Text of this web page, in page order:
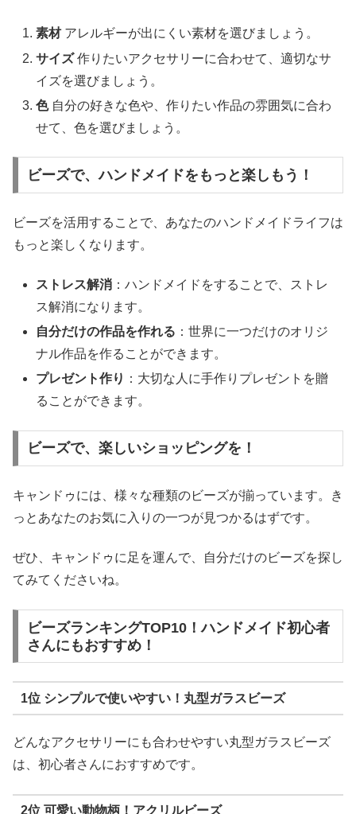
素材アレルギーが出にくい素材を選びましょう。
サイズ作りたいアクセサリーに合わせて、適切なサ
イズを選びましょう。
色自分の好きな色や、作りたい作品の雰囲気に合わ
せて、色を選びましょう。
ビーズで、ハンドメイドをもっと楽しもう！
ビーズを活用することで、あなたのハンドメイドライフは
もっと楽しくなります。
ストレス解消 ：ハンドメイドをすることで、ストレ
ス解消になります。
自分だけの作品を作れる ：世界に一つだけのオリジ
ナル作品を作ることができます。
プレゼント作り ：大切な人に手作りプレゼントを贈
ることができます。
ビーズで、楽しいショッピングを！
キャンドゥには、様々な種類のビーズが揃っています。き
っとあなたのお気に入りの一つが見つかるはずです。
ぜひ、キャンドゥに足を運んで、自分だけのビーズを探し
てみてくださいね。
ビーズランキングTOP10！ハンドメイド初心者
さんにもおすすめ！
1位 シンプルで使いやすい！丸型ガラスビーズ
どんなアクセサリーにも合わせやすい丸型ガラスビーズ
は、初心者さんにおすすめです。
2位 可愛い動物柄！アクリルビーズ